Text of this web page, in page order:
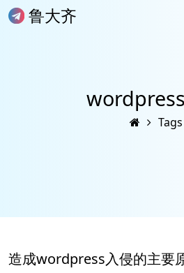
鲁大齐
Tags
造成wordpress入侵的主要